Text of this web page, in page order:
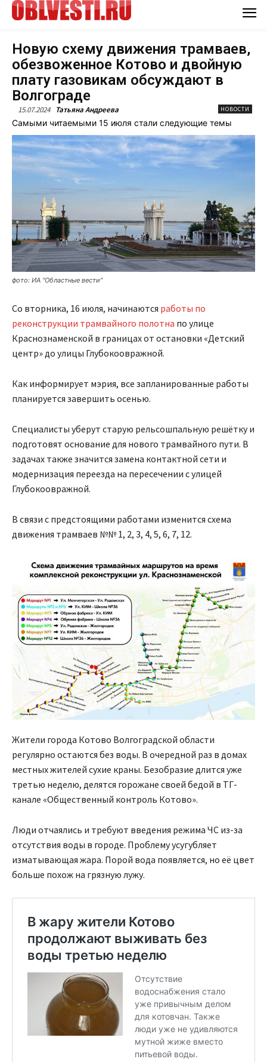
Новую схему движения трамваев,
обезвоженное Котово и двойную
плату газовикам обсуждают в
Волгограде
15.07.2024 Татьяна Андреева НОВОСТИ
Самыми читаемыми 15 июля стали следующие темы
фото: ИА "Областные вести"
Со вторника, 16 июля, начинаются работы по
реконструкции трамвайного полотна по улице
Краснознаменской в границах от остановки «Детский
центр» до улицы Глубокоовражной.
Как информирует мэрия, все запланированные работы
планируется завершить осенью.
Специалисты уберут старую рельсошпальную решётку и
подготовят основание для нового трамвайного пути. В
задачах также значится замена контактной сети и
модернизация переезда на пересечении с улицей
Глубокоовражной.
В связи с предстоящими работами изменится схема
движения трамваев №№ 1, 2, 3, 4, 5, 6, 7, 12.
Жители города Котово Волгоградской области
регулярно остаются без воды. В очередной раз в домах
местных жителей сухие краны. Безобразие длится уже
третью неделю, делятся горожане своей бедой в ТГ-
канале «Общественный контроль Котово».
Люди отчаялись и требуют введения режима ЧС из-за
отсутствия воды в городе. Проблему усугубляет
изматывающая жара. Порой вода появляется, но её цвет
больше похож на грязную лужу.